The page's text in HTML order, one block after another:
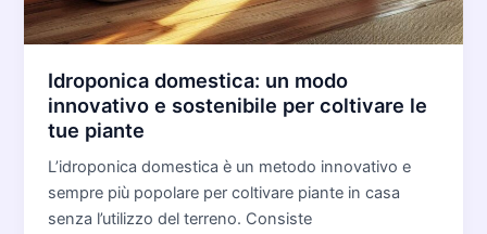
Idroponica domestica: un modo
innovativo e sostenibile per coltivare le
tue piante
L’idroponica domestica è un metodo innovativo e
sempre più popolare per coltivare piante in casa
senza l’utilizzo del terreno. Consiste